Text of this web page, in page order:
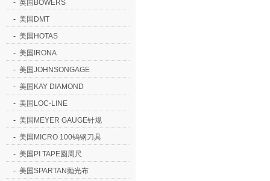
- 英国BOWERS
- 美国DMT
- 美国HOTAS
- 美国IRONA
- 美国JOHNSONGAGE
- 美国KAY DIAMOND
- 美国LOC-LINE
- 美国MEYER GAUGE针规
- 美国MICRO 100钨钢刀具
- 美国PI TAPE圆周尺
- 美国SPARTAN抛光布